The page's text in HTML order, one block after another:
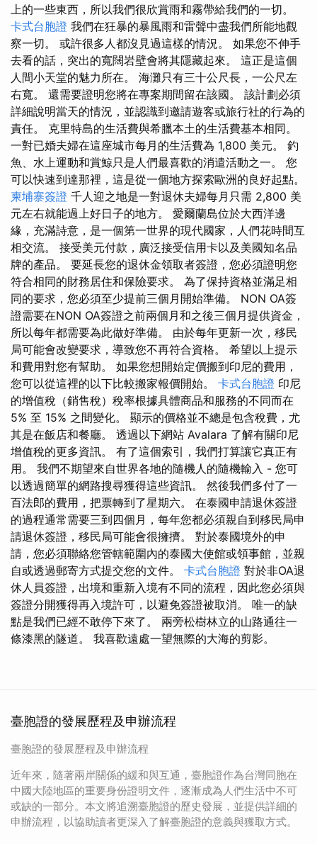
上的一些東西，所以我們很欣賞雨和霧帶給我們的一切。
卡式台胞證 我們在狂暴的暴風雨和雷聲中盡我們所能地觀
察一切。 或許很多人都沒見過這樣的情況。 如果您不伸手
去看的話，突出的寬闊岩壁會將其隱藏起來。 這正是這個
人間小天堂的魅力所在。 海灘只有三十公尺長，一公尺左
右寬。 還需要證明您將在專案期間留在該國。 該計劃必須
詳細說明當天的情況，並認識到邀請遊客或旅行社的行為的
責任。 克里特島的生活費與希臘本土的生活費基本相同。
一對已婚夫婦在這座城市每月的生活費為 1,800 美元。 釣
魚、水上運動和賞鯨只是人們最喜歡的消遣活動之一。 您
可以快速到達那裡，這是從一個地方探索歐洲的良好起點。
柬埔寨簽證 千人迎之地是一對退休夫婦每月只需 2,800 美
元左右就能過上好日子的地方。 愛爾蘭島位於大西洋邊
緣，充滿詩意，是一個第一世界的現代國家，人們花時間互
相交流。 接受美元付款，廣泛接受信用卡以及美國知名品
牌的產品。 要延長您的退休金領取者簽證，您必須證明您
符合相同的財務居住和保險要求。 為了保持資格並滿足相
同的要求，您必須至少提前三個月開始準備。 NON OA簽
證需要在NON OA簽證之前兩個月和之後三個月提供資金，
所以每年都需要為此做好準備。 由於每年更新一次，移民
局可能會改變要求，導致您不再符合資格。 希望以上提示
和費用對您有幫助。 如果您想開始定價搬到印尼的費用，
您可以從這裡的以下比較搬家報價開始。 卡式台胞證 印尼
的增值稅（銷售稅）稅率根據具體商品和服務的不同而在
5% 至 15% 之間變化。 顯示的價格並不總是包含稅費，尤
其是在飯店和餐廳。 透過以下網站 Avalara 了解有關印尼
增值稅的更多資訊。 有了這個索引，我們打算讓它真正有
用。 我們不期望來自世界各地的隨機人的隨機輸入 - 您可
以透過簡單的網路搜尋獲得這些資訊。 然後我們多付了一
百法郎的費用，把票轉到了星期六。 在泰國申請退休簽證
的過程通常需要三到四個月，每年您都必須親自到移民局申
請退休簽證，移民局可能會很擁擠。 對於泰國境外的申
請，您必須聯絡您管轄範圍內的泰國大使館或領事館，並親
自或透過郵寄方式提交您的文件。 卡式台胞證 對於非OA退
休人員簽證，出境和重新入境有不同的流程，因此您必須與
簽證分開獲得再入境許可，以避免簽證被取消。 唯一的缺
點是我們已經不敢停下來了。 兩旁松樹林立的山路通往一
條漆黑的隧道。 我喜歡遠處一望無際的大海的剪影。
臺胞證的發展歷程及申辦流程
臺胞證的發展歷程及申辦流程
近年來，隨著兩岸關係的緩和與互通，臺胞證作為台灣同胞在
中國大陸地區的重要身份證明文件，逐漸成為人們生活中不可
或缺的一部分。本文將追溯臺胞證的歷史發展，並提供詳細的
申辦流程，以協助讀者更深入了解臺胞證的意義與獲取方式。